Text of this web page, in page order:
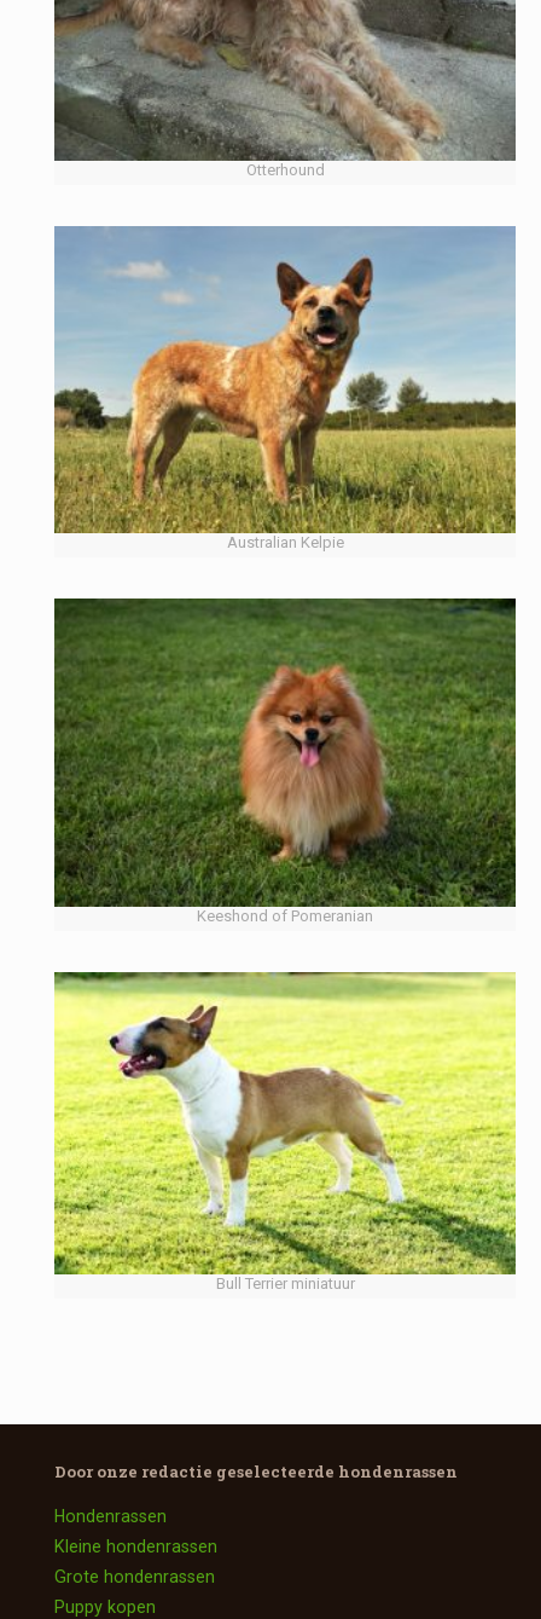
Otterhound
Australian Kelpie
Keeshond of Pomeranian
Bull Terrier miniatuur
Door onze redactie geselecteerde hondenrassen
Hondenrassen
Kleine hondenrassen
Grote hondenrassen
Puppy kopen